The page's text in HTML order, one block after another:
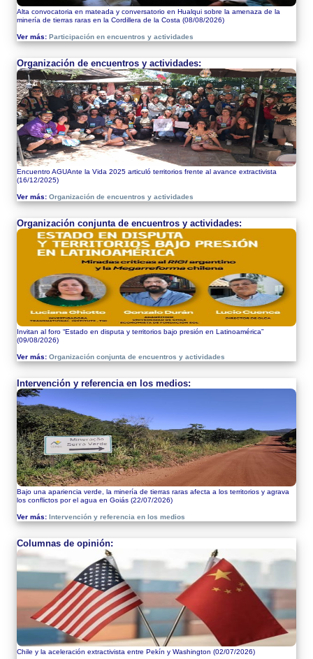
Alta convocatoria en mateada y conversatorio en Hualqui sobre la amenaza de la
minería de tierras raras en la Cordillera de la Costa (08/08/2026)
Ver más: Participación en encuentros y actividades
Organización de encuentros y actividades:
Encuentro AGUAnte la Vida 2025 articuló territorios frente al avance extractivista
(16/12/2025)
Ver más: Organización de encuentros y actividades
Organización conjunta de encuentros y actividades:
Invitan al foro “Estado en disputa y territorios bajo presión en Latinoamérica”
(09/08/2026)
Ver más: Organización conjunta de encuentros y actividades
Intervención y referencia en los medios:
Bajo una apariencia verde, la minería de tierras raras afecta a los territorios y agrava
los conflictos por el agua en Goiás (22/07/2026)
Ver más: Intervención y referencia en los medios
Columnas de opinión:
Chile y la aceleración extractivista entre Pekín y Washington (02/07/2026)